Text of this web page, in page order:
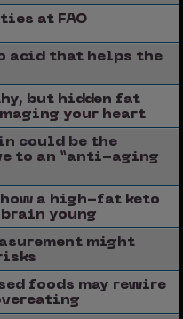
at FAO
acid that helps the
but hidden fat
your heart
could be the
to an “anti-aging
a high-fat keto
young
might
foods may rewire